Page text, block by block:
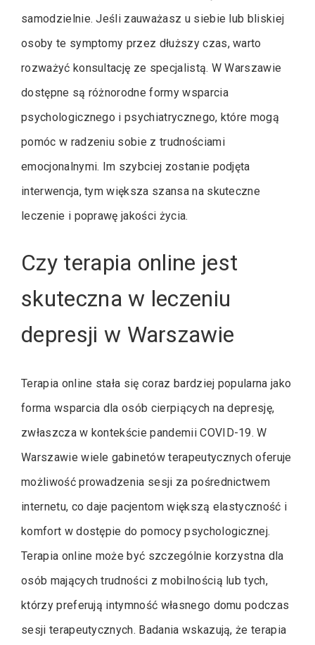
samodzielnie. Jeśli zauważasz u siebie lub bliskiej
osoby te symptomy przez dłuższy czas, warto
rozważyć konsultację ze specjalistą. W Warszawie
dostępne są różnorodne formy wsparcia
psychologicznego i psychiatrycznego, które mogą
pomóc w radzeniu sobie z trudnościami
emocjonalnymi. Im szybciej zostanie podjęta
interwencja, tym większa szansa na skuteczne
leczenie i poprawę jakości życia.
Czy terapia online jest
skuteczna w leczeniu
depresji w Warszawie
Terapia online stała się coraz bardziej popularna jako
forma wsparcia dla osób cierpiących na depresję,
zwłaszcza w kontekście pandemii COVID-19. W
Warszawie wiele gabinetów terapeutycznych oferuje
możliwość prowadzenia sesji za pośrednictwem
internetu, co daje pacjentom większą elastyczność i
komfort w dostępie do pomocy psychologicznej.
Terapia online może być szczególnie korzystna dla
osób mających trudności z mobilnością lub tych,
którzy preferują intymność własnego domu podczas
sesji terapeutycznych. Badania wskazują, że terapia